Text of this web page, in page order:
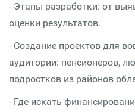
- Этапы разработки: от
оценки результатов.
- Создание проектов для
аудитории: пенсионеров,
подростков из районов
- Где искать